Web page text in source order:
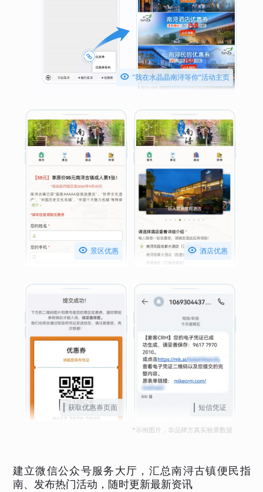
 “我在水晶晶南浔等你”活动主页
 景区优惠  酒店优惠
获取优惠券页面 短信凭证
*示例图片，非品牌方真实验票数据
建立微信公众号服务大厅，汇总南浔古镇便民指
南、发布热门活动，随时更新最新资讯